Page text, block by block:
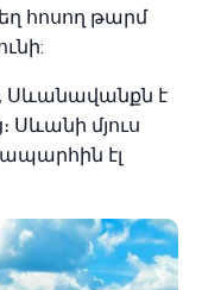
հոսող թարմ
Սևանավանքն է
Սևանի մյուս
էլ